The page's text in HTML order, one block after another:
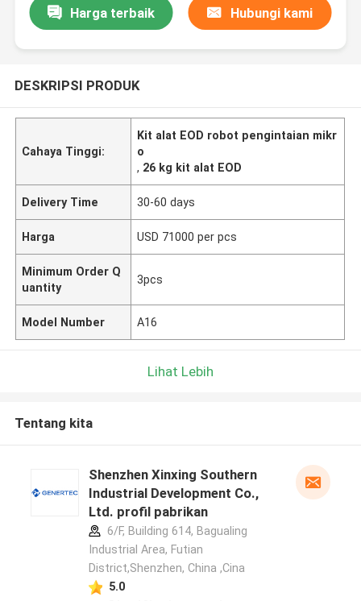
Harga terbaik Hubungi kami
DESKRIPSI PRODUK
Cahaya Tinggi:
Kit alat EOD robot pengintaian mikr
o
, 26 kg kit alat EOD
Delivery Time 30-60 days
Harga USD 71000 per pcs
Minimum Order Q
uantity
3pcs
Model Number A16
Lihat Lebih
Tentang kita
Shenzhen Xinxing Southern
Industrial Development Co.,
Ltd. profil pabrikan
6/F, Building 614, Bagualing
Industrial Area, Futian
District,Shenzhen, China ,Cina
5.0